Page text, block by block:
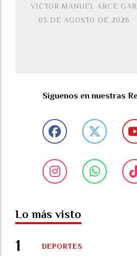
VICTOR MANUEL ARCE
03 DE AGOSTO DE 2026
Síguenos en nuestras
Lo más visto
DEPORTES